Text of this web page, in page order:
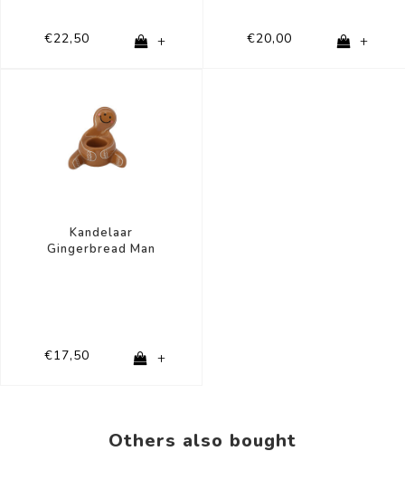
€22,50 + €20,00 +
Kandelaar
Gingerbread Man
€17,50 +
Others also bought